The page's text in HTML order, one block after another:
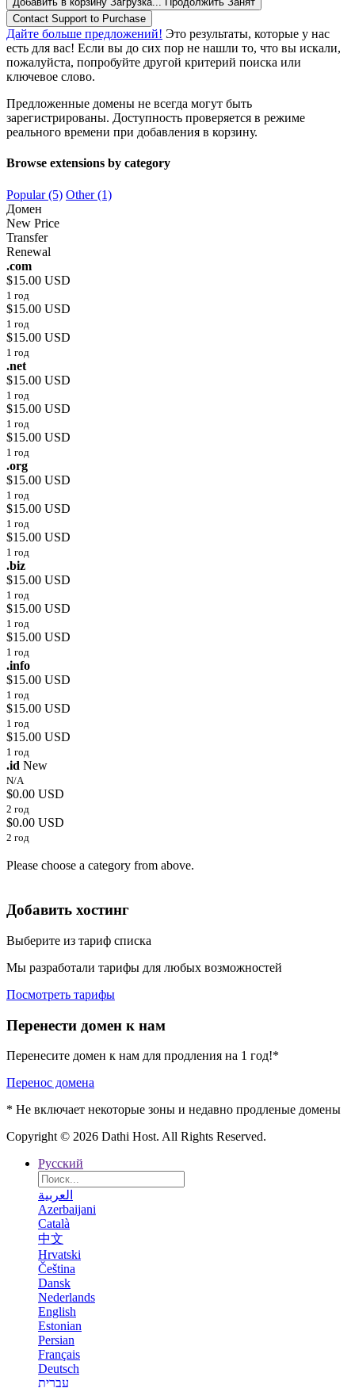
Contact Support to Purchase
Дайте больше предложений! Это результаты, которые у нас
есть для вас! Если вы до сих пор не нашли то, что вы искали,
пожалуйста, попробуйте другой критерий поиска или
ключевое слово.
Предложенные домены не всегда могут быть
зарегистрированы. Доступность проверяется в режиме
реального времени при добавления в корзину.
Browse extensions by category
Popular (5) Other (1)
Домен
New Price
Transfer
Renewal
.com
$15.00 USD
1 год
$15.00 USD
1 год
$15.00 USD
1 год
.net
$15.00 USD
1 год
$15.00 USD
1 год
$15.00 USD
1 год
.org
$15.00 USD
1 год
$15.00 USD
1 год
$15.00 USD
1 год
.biz
$15.00 USD
1 год
$15.00 USD
1 год
$15.00 USD
1 год
.info
$15.00 USD
1 год
$15.00 USD
1 год
$15.00 USD
1 год
.id New
N/A
$0.00 USD
2 год
$0.00 USD
2 год
Please choose a category from above.
Добавить хостинг
Выберите из тариф списка
Мы разработали тарифы для любых возможностей
Посмотреть тарифы
Перенести домен к нам
Перенесите домен к нам для продления на 1 год!*
Перенос домена
* Не включает некоторые зоны и недавно продленые домены
Copyright © 2026 Dathi Host. All Rights Reserved.
Русский
العربية
Azerbaijani
Català
中文
Hrvatski
Čeština
Dansk
Nederlands
English
Estonian
Persian
Français
Deutsch
עברית